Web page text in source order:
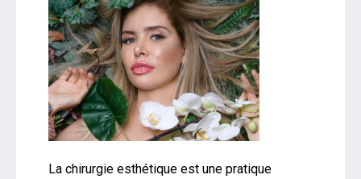
La chirurgie esthétique est une pratique